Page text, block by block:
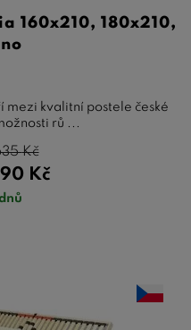
160x210, 180x210,
mezi kvalitní postele české
rů ...
Kč
Kč